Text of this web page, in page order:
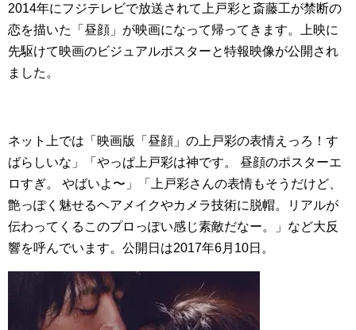
2014年にフジテレビで放送されて上戸彩と斎藤工が禁断の
恋を描いた「昼顔」が映画になって帰ってきます。上映に
先駆けて映画のビジュアルポスターと特報映像が公開され
ました。
ネット上では「映画版「昼顔」の上戸彩の表情えっろ！す
ばらしいな」「やっぱ上戸彩は神です。 昼顔のポスターエ
ロすぎ。 やばいよ〜」「上戸彩さんの表情もそうだけど、
艶っぽく魅せるヘアメイクやカメラ技術に脱帽。リアルが
伝わってくるこのプロっぽい感じ素敵だなー。」など大反
響を呼んでいます。公開日は2017年6月10日。